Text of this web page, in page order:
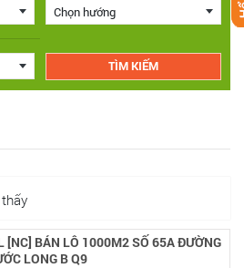
Chọn hướng
[NC] BÁN LÔ 1000M2 SỐ 65A ĐƯỜNG
LONG B Q9